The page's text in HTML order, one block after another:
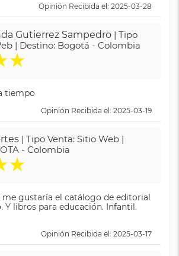
Opinión Recibida el: 2025-03-28
Gutierrez Sampedro | Tipo
| Destino: Bogotá - Colombia
★
tiempo
Opinión Recibida el: 2025-03-19
| Tipo Venta: Sitio Web |
- Colombia
★
me gustaría el catálogo de editorial
Y libros para educación. Infantil.
Opinión Recibida el: 2025-03-17